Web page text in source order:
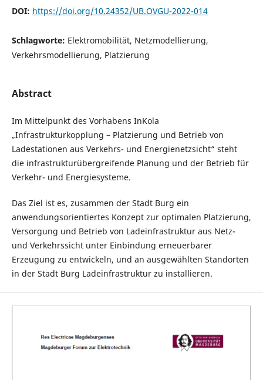
DOI: https://doi.org/10.24352/UB.OVGU-2022-014
Schlagworte: Elektromobilität, Netzmodellierung,
Verkehrsmodellierung, Platzierung
Abstract
Im Mittelpunkt des Vorhabens InKola
„Infrastrukturkopplung – Platzierung und Betrieb von
Ladestationen aus Verkehrs- und Energienetzsicht“ steht
die infrastrukturübergreifende Planung und der Betrieb für
Verkehr- und Energiesysteme.
Das Ziel ist es, zusammen der Stadt Burg ein
anwendungsorientiertes Konzept zur optimalen Platzierung,
Versorgung und Betrieb von Ladeinfrastruktur aus Netz-
und Verkehrssicht unter Einbindung erneuerbarer
Erzeugung zu entwickeln, und an ausgewählten Standorten
in der Stadt Burg Ladeinfrastruktur zu installieren.